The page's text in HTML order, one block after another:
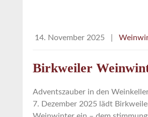
14. November 2025
Birkweiler
Adventszauber in den
7. Dezember 2025 lädt